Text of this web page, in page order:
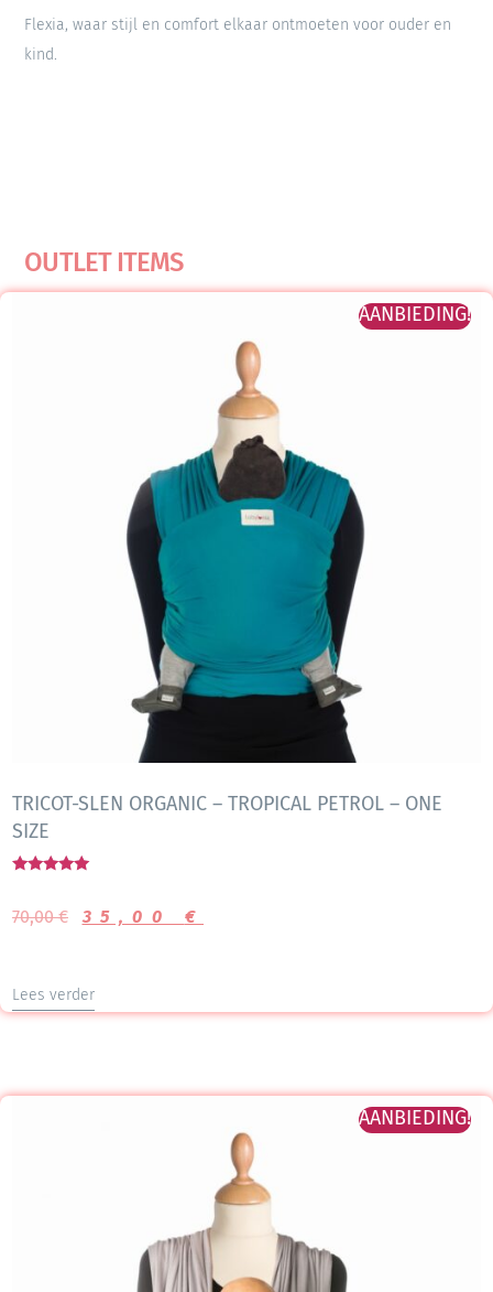
Flexia, waar stijl en comfort elkaar ontmoeten voor ouder en
kind.
OUTLET ITEMS
AANBIEDING!
TRICOT-SLEN ORGANIC – TROPICAL PETROL – ONE
SIZE
uit 5
70,00€ 35,00 €
Lees verder
AANBIEDING!